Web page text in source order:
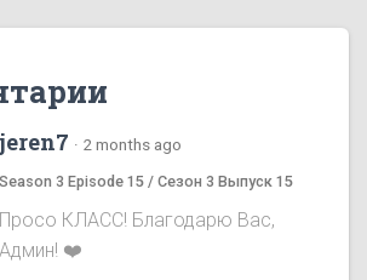
jeren7 · 2 months ago
Season 3 Episode 15 / Сезон 3 Выпуск 15
Просо КЛАСС! Благодарю Вас,
Админ! ❤️